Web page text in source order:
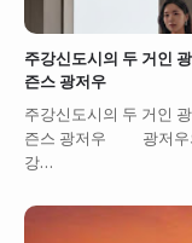
주강신도시의 두 거인
즌스 광저우
주강신도시의 두 거인
즌스 광저우 광저우의
강…